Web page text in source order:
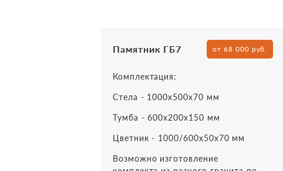
Памятник ГБ7 от 68 000 руб.
Комплектация:
Стела - 1000х500х70 мм
Тумба - 600х200х150 мм
Цветник - 1000/600х50х70 мм
Возможно изготовление